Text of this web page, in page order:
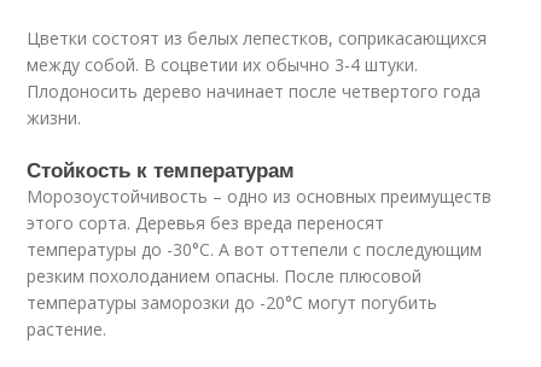
Цветки состоят из белых лепестков, соприкасающихся
между собой. В соцветии их обычно 3-4 штуки.
Плодоносить дерево начинает после четвертого года
жизни.
Стойкость к температурам
Морозоустойчивость – одно из основных преимуществ
этого сорта. Деревья без вреда переносят
температуры до -30°С. А вот оттепели с последующим
резким похолоданием опасны. После плюсовой
температуры заморозки до -20°С могут погубить
растение.